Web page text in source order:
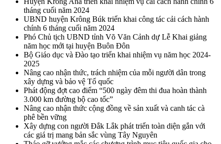
tháng cuối năm 2024
UBND huyện Krông Búk triển khai công tác cải cách hành
chính 6 tháng cuối năm 2024
Phó Chủ tịch UBND tỉnh Võ Văn Cảnh dự Lễ Khai giảng
năm học mới tại huyện Buôn Đôn
Bộ Giáo dục và Đào tạo triển khai nhiệm vụ năm học 2024-
2025
Nâng cao nhận thức, trách nhiệm của mỗi người dân trong
xây dựng và bảo vệ Tổ quốc
Phát động đợt cao điểm “500 ngày đêm thi đua hoàn thành
3.000 km đường bộ cao tốc”
Nâng cao nhận thức cộng đồng về sản xuất và canh tác cà
phê bền vững
Xây dựng con người Đắk Lắk phát triển toàn diện gắn với
các giá trị mang bản sắc vùng Tây Nguyên